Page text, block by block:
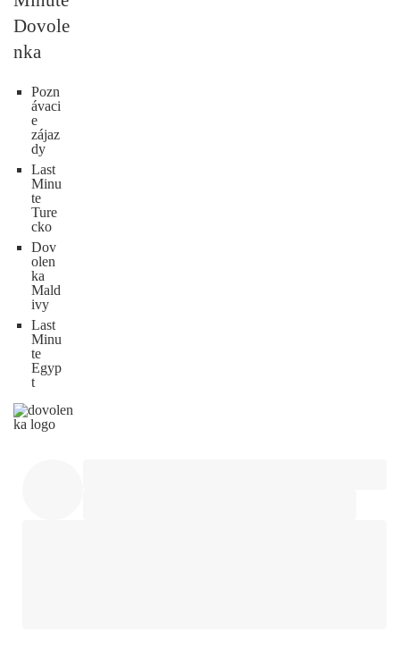
Dovole
nka
Pozn
ávaci
e
zájaz
dy
Last
Minu
te
Ture
cko
Dov
olen
ka
Mald
ivy
Last
Minu
te
Egyp
t